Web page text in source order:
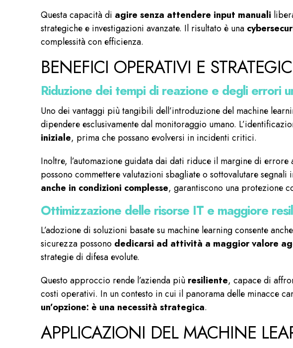
Questa capacità di agire senza attendere input manuali
strategiche e investigazioni avanzate. Il risultato è una
complessità con efficienza.
BENEFICI OPERATIVI E
Riduzione dei tempi di reazione e degli errori
Uno dei vantaggi più tangibili dell’introduzione del machine
dipendere esclusivamente dal monitoraggio umano.
iniziale, prima che possano evolversi in incidenti critici.
Inoltre, l’automazione guidata dai dati riduce il margine di
possono commettere valutazioni sbagliate o sottovalutare
anche in condizioni complesse, garantiscono una protezione
Ottimizzazione delle risorse IT e maggiore
L’adozione di soluzioni basate su machine learning consente
sicurezza possono dedicarsi ad attività a maggior valore
strategie di difesa evolute.
Questo approccio rende l’azienda più resiliente, capace di
costi operativi. In un contesto in cui il panorama delle minacce
un’opzione: è una necessità strategica.
APPLICAZIONI DEL MACHINE